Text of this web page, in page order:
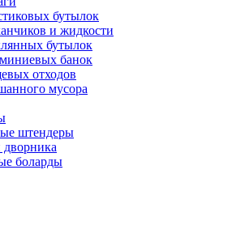
бутылок
и жидкости
бутылок
банок
отходов
мусора
штендеры
боларды